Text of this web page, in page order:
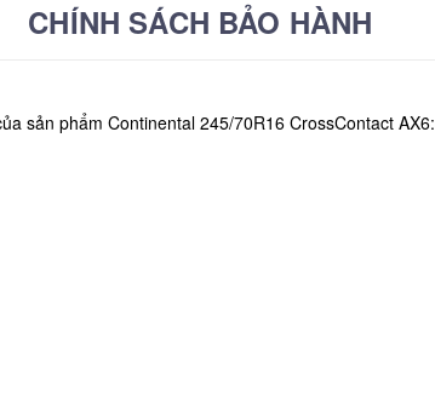
CHÍNH SÁCH BẢO HÀNH
sản phẩm Continental 245/70R16 CrossContact AX6: